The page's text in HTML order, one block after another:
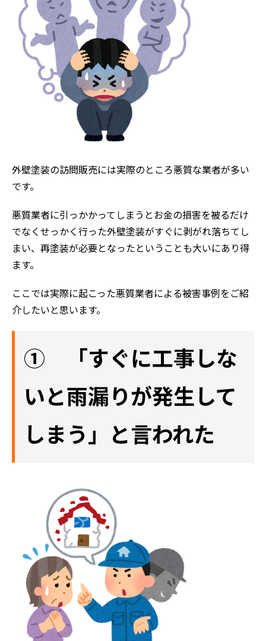
外壁塗装の訪問販売には実際のところ悪質な業者が多い
です。
悪質業者に引っかかってしまうとお金の損害を被るだけ
でなくせっかく行った外壁塗装がすぐに剥がれ落ちてし
まい、再塗装が必要となったということも大いにあり得
ます。
ここでは実際に起こった悪質業者による被害事例をご紹
介したいと思います。
① 「すぐに工事しな
いと雨漏りが発生して
しまう」と言われた